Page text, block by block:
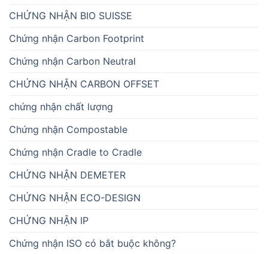
CHỨNG NHẬN BIO SUISSE
Chứng nhận Carbon Footprint
Chứng nhận Carbon Neutral
CHỨNG NHẬN CARBON OFFSET
chứng nhận chất lượng
Chứng nhận Compostable
Chứng nhận Cradle to Cradle
CHỨNG NHẬN DEMETER
CHỨNG NHẬN ECO-DESIGN
CHỨNG NHẬN IP
Chứng nhận ISO có bắt buộc không?